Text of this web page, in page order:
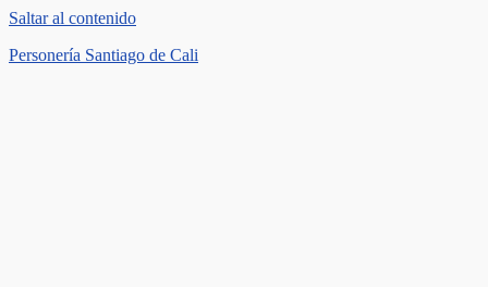
Saltar al contenido
Personería Santiago de Cali